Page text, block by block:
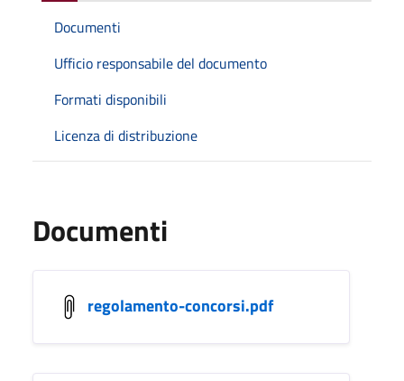
Documenti
Ufficio responsabile del documento
Formati disponibili
Licenza di distribuzione
Documenti
regolamento-concorsi.pdf